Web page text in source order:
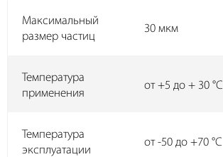
Максимальный
размер частиц
30 мкм
Температура
применения
от +5 до + 30 °C
Температура
эксплуатации
от -50 до +70 °C